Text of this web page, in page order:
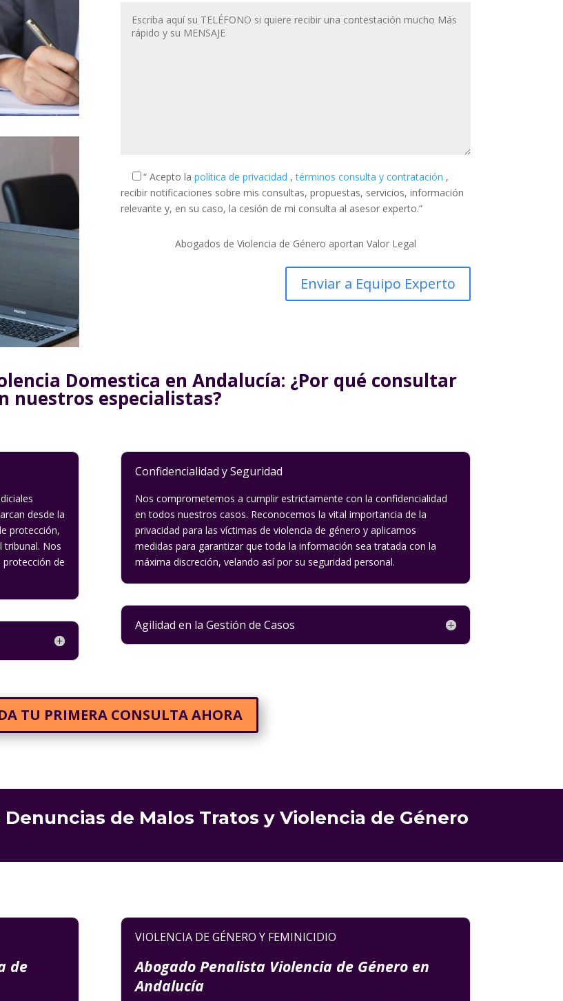
“ Acepto la política de privacidad ,términos consulta y contratación ,
recibir notificaciones sobre mis consultas, propuestas, servicios, información
relevante y, en su caso, la cesión de mi consulta al asesor experto.”
Abogados de Violencia de Género aportan Valor Legal
Domestica en Andalucía: ¿Por qué consultar
nuestros especialistas?
desde la
protección,
tribunal. Nos
de
Confidencialidad y Seguridad
Nos comprometemos a cumplir estrictamente con la confidencialidad
en todos nuestros casos. Reconocemos la vital importancia de la
privacidad para las víctimas de violencia de género y aplicamos
medidas para garantizar que toda la información sea tratada con la
máxima discreción, velando así por su seguridad personal.
Agilidad en la Gestión de Casos
TU PRIMERA CONSULTA AHORA
de Malos Tratos y Violencia de Género
de
VIOLENCIA DE GÉNERO Y FEMINICIDIO
Abogado Penalista Violencia de Género en
Andalucía